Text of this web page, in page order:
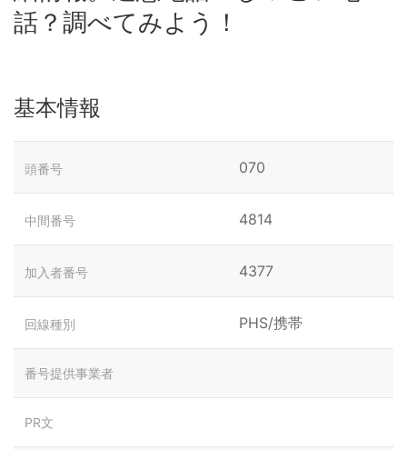
話？調べてみよう！
基本情報
頭番号 070
中間番号 4814
加入者番号 4377
回線種別 PHS/携帯
番号提供事業者
PR文